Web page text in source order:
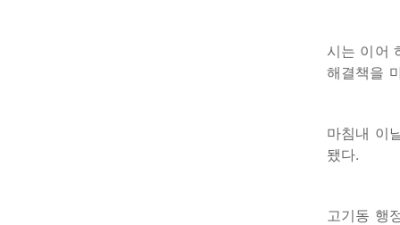
시는 이어
해결책을
마침내 이
됐다.
고기동 행